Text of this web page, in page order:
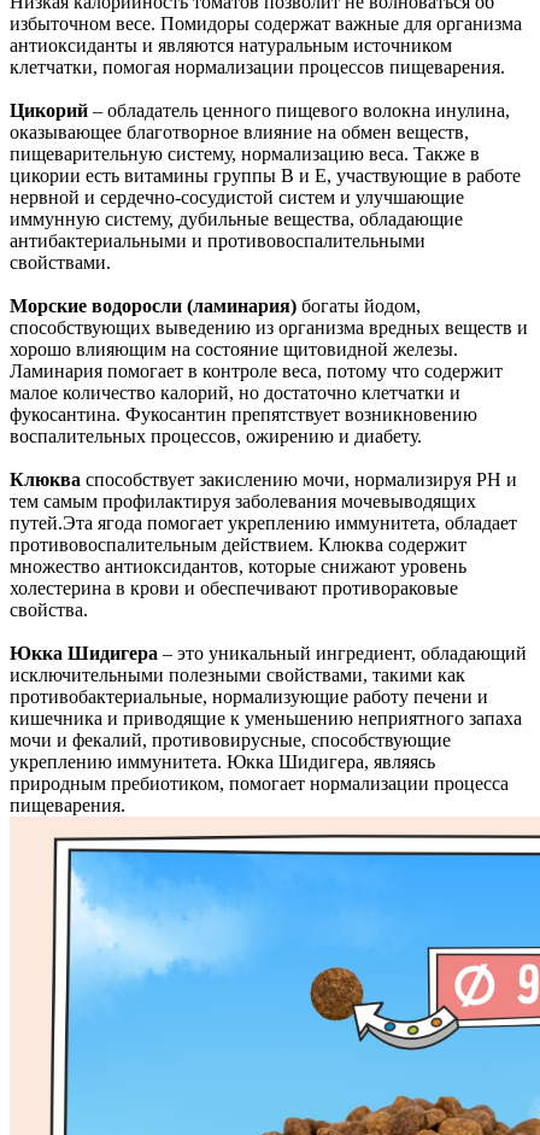
избыточном весе. Помидоры содержат важные для организма
антиоксиданты и являются натуральным источником
клетчатки, помогая нормализации процессов пищеварения.
Цикорий – обладатель ценного пищевого волокна инулина,
оказывающее благотворное влияние на обмен веществ,
пищеварительную систему, нормализацию веса. Также в
цикории есть витамины группы В и Е, участвующие в работе
нервной и сердечно-сосудистой систем и улучшающие
иммунную систему, дубильные вещества, обладающие
антибактериальными и противовоспалительными
свойствами.
Морские водоросли (ламинария) богаты йодом,
способствующих выведению из организма вредных веществ и
хорошо влияющим на состояние щитовидной железы.
Ламинария помогает в контроле веса, потому что содержит
малое количество калорий, но достаточно клетчатки и
фукосантина. Фукосантин препятствует возникновению
воспалительных процессов, ожирению и диабету.
Клюква способствует закислению мочи, нормализируя РН и
тем самым профилактируя заболевания мочевыводящих
путей.Эта ягода помогает укреплению иммунитета, обладает
противовоспалительным действием. Клюква содержит
множество антиоксидантов, которые снижают уровень
холестерина в крови и обеспечивают противораковые
свойства.
Юкка Шидигера – это уникальный ингредиент, обладающий
исключительными полезными свойствами, такими как
противобактериальные, нормализующие работу печени и
кишечника и приводящие к уменьшению неприятного запаха
мочи и фекалий, противовирусные, способствующие
укреплению иммунитета. Юкка Шидигера, являясь
природным пребиотиком, помогает нормализации процесса
пищеварения.